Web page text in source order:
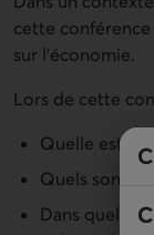
cette
sur l’économie.
Lors de cette
Quelle est la
Quels sont
Dans quelle